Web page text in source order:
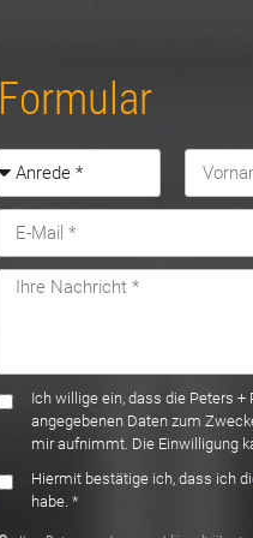
Formular
Ich willige ein, dass die Peters
angegebenen Daten zum
mir aufnimmt. Die Einwilligung
Hiermit bestätige ich, dass ich
habe. *